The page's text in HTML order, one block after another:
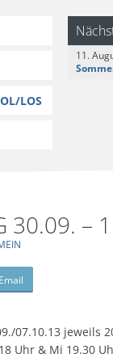
LOS
11.
30.09. –
Email
07.10.13 jeweils
Uhr & Mi 19.30